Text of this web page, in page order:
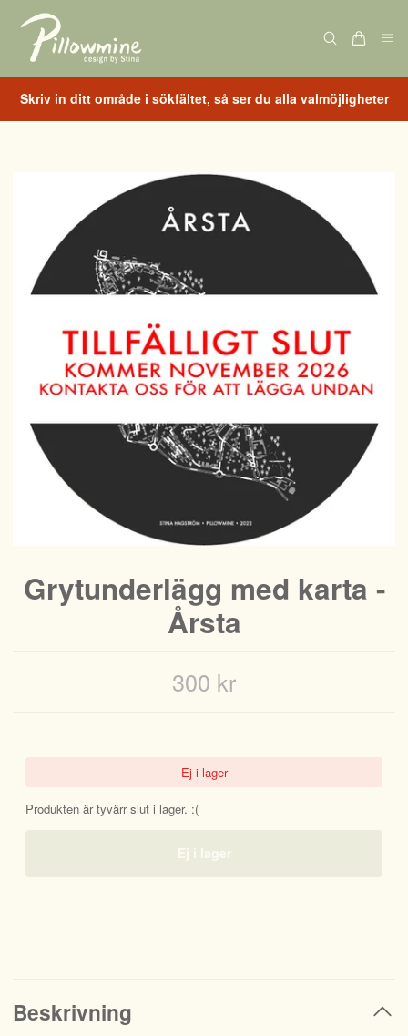
Skriv in ditt område i sökfältet, så ser du alla valmöjligheter
Grytunderlägg med karta -
Årsta
300 kr
Ej i lager
Produkten är tyvärr slut i lager. :(
Beskrivning